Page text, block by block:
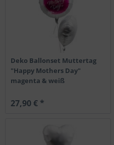
Deko Ballonset Muttertag
"Happy Mothers Day"
magenta & weiß
27,90 € *